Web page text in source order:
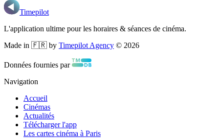
Timepilot
L'application ultime pour les horaires & séances de cinéma.
Made in 🇫🇷 by Timepilot Agency © 2026
Données fournies par
Navigation
Accueil
Cinémas
Actualités
Télécharger l'app
Les cartes cinéma à Paris